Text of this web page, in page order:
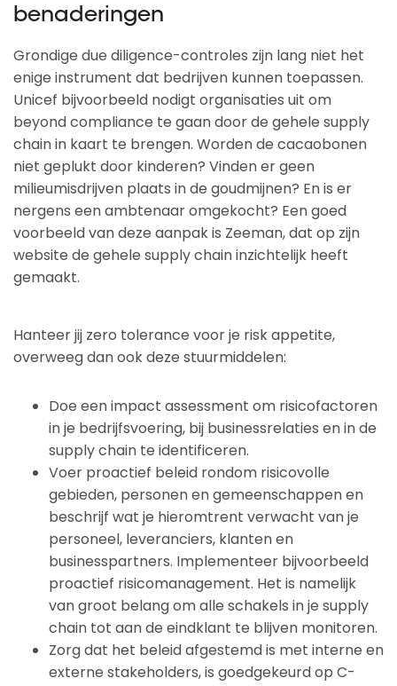
benaderingen
Grondige due diligence-controles zijn lang niet het
enige instrument dat bedrijven kunnen toepassen.
Unicef bijvoorbeeld nodigt organisaties uit om
beyond compliance te gaan door de gehele supply
chain in kaart te brengen. Worden de cacaobonen
niet geplukt door kinderen? Vinden er geen
milieumisdrijven plaats in de goudmijnen? En is er
nergens een ambtenaar omgekocht? Een goed
voorbeeld van deze aanpak is Zeeman, dat op zijn
website de gehele supply chain inzichtelijk heeft
gemaakt.
Hanteer jij zero tolerance voor je risk appetite,
overweeg dan ook deze stuurmiddelen:
Doe een impact assessment om risicofactoren
in je bedrijfsvoering, bij businessrelaties en in de
supply chain te identificeren.
Voer proactief beleid rondom risicovolle
gebieden, personen en gemeenschappen en
beschrijf wat je hieromtrent verwacht van je
personeel, leveranciers, klanten en
businesspartners. Implementeer bijvoorbeeld
proactief risicomanagement. Het is namelijk
van groot belang om alle schakels in je supply
chain tot aan de eindklant te blijven monitoren.
Zorg dat het beleid afgestemd is met interne en
externe stakeholders, is goedgekeurd op C-